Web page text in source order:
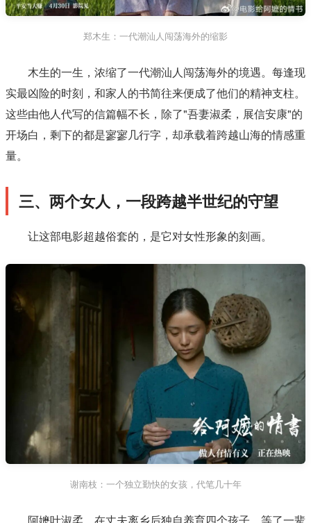
郑木生：一代潮汕人闯荡海外的缩影
木生的一生，浓缩了一代潮汕人闯荡海外的境遇。每逢现
实最凶险的时刻，和家人的书简往来便成了他们的精神支柱。
这些由他人代写的信篇幅不长，除了"吾妻淑柔，展信安康"的
开场白，剩下的都是寥寥几行字，却承载着跨越山海的情感重
量。
三、两个女人，一段跨越半世纪的守望
让这部电影超越俗套的，是它对女性形象的刻画。
谢南枝：一个独立勤快的女孩，代笔几十年